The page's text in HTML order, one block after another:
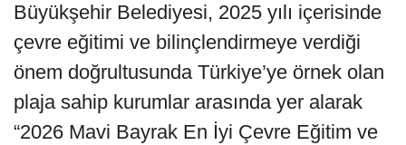
Büyükşehir Belediyesi, 2025 yılı içerisinde
çevre eğitimi ve bilinçlendirmeye verdiği
önem doğrultusunda Türkiye’ye örnek olan
plaja sahip kurumlar arasında yer alarak
“2026 Mavi Bayrak En İyi Çevre Eğitim ve